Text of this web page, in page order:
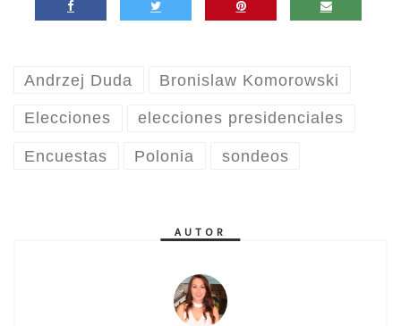
Andrzej Duda Bronislaw Komorowski
Elecciones elecciones presidenciales
Encuestas Polonia sondeos
AUTOR